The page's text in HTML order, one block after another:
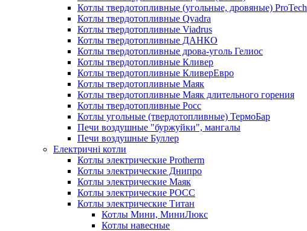
Котлы твердотопливные (угольные, дровяные) ProTech
Котлы твердотопливные Qvadra
Котлы твердотопливные Viadrus
Котлы твердотопливные ДАНКО
Котлы твердотопливные дрова-уголь Гелиос
Котлы твердотопливные Кливер
Котлы твердотопливные КливерЕвро
Котлы твердотопливные Маяк
Котлы твердотопливные Маяк длительного горения
Котлы твердотопливные Росс
Котлы угольные (твердотопливные) ТермоБар
Печи воздушные "буржуйки", мангалы
Печи воздушные Буллер
Електричні котли
Котлы электрические Protherm
Котлы электрические Днипро
Котлы электрические Маяк
Котлы электрические РОСС
Котлы электрические Титан
Котлы Мини, МиниЛюкс
Котлы навесные